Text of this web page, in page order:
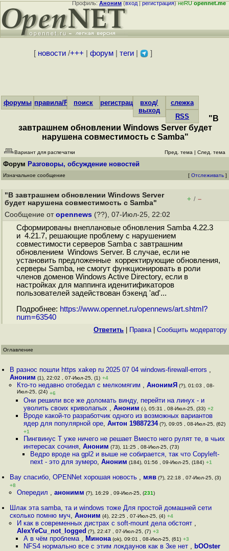
Профиль:Аноним(вход|регистрация)неRUopennet.me
[ новости/+++ форум| теги| ]
форумы правила/FAQпоиск регистрациявход/
выход
слежка
RSS
"В
завтрашнем обновлении Windows Server будет
нарушена совместимость с Samba"
Вариант для распечатки Пред. тема | След. тема
Форум Разговоры, обсуждение новостей
Изначальное сообщение [ Отслеживать ]
"В завтрашнем обновлении Windows Server
будет нарушена совместимость с Samba"
+ / –
Сообщение от opennews (??), 07-Июл-25, 22:02
Сформированы внеплановые обновления Samba 4.22.3
и 4.21.7, решающие проблему с нарушением
совместимости серверов Samba с завтрашним
обновлением Windows Server. В случае, если не
установить предложенные корректирующие обновления,
серверы Samba, не смогут функционировать в роли
членов доменов Windows Active Directory, если в
настройках для маппинга иденитификаторов
пользователей задействован бэкенд 'ad'...
Подробнее: https://www.opennet.ru/opennews/art.shtml?
num=63540
Ответить Правка| Cообщить модератору
Оглавление
В разнос пошли https xakep ru 2025 07 04 windows-firewall-errors ,
Аноним (1), 22:02 , 07-Июл-25, (1) +4
Кто-то недавно отобедал с мелкомягим , АнонимЯ (?), 01:03 , 08-
Июл-25, (24) +6
Они решили все же доломать винду, перейти на линух - и
уволить своих криволапых , Аноним (-), 05:31 , 08-Июл-25, (33) +2
Вроде какой-то разработчик одного из возможных вариантов
ядер для популярной ope, Антон 19887234(?), 09:05 , 08-Июл-25, (62)
+1
Пингвинус Т уже ничего не решает Вместо него рулят те, в чьих
интересах сочиня, Аноним (73), 11:25 , 08-Июл-25, (73)
Ведро вроде на gpl2 и выше не собирается, так что Copyleft-
next - это для зумеро,Аноним (184), 01:56 , 09-Июл-25, (184) +1
Вау спасибо, OPENNet хорошая новость , мяв (?), 22:18 , 07-Июл-25, (3)
+8
Опередил , анонимм (?), 16:29 , 09-Июл-25, (231)
Шлак эта samba, та и windows тоже Для простой домашней сети
сколько помню муч,Аноним (4), 22:25 , 07-Июл-25, (4) +4
И как в современных дистрах с soft-mount дела обстоят ,
AlexYeCu_not_logged (?), 22:47 , 07-Июл-25, (7) +3
А в чём проблема , Минона(ok), 09:01 , 08-Июл-25, (61) +3
NFS4 нормально все с этим локдаунов как в 3ке нет , bOOster